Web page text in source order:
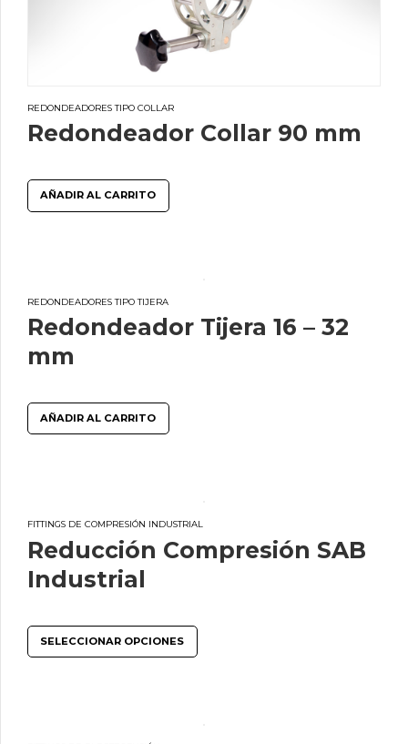
REDONDEADORES TIPO COLLAR
Redondeador Collar 90 mm
AÑADIR AL CARRITO
REDONDEADORES TIPO TIJERA
Redondeador Tijera 16 – 32
mm
AÑADIR AL CARRITO
FITTINGS DE COMPRESIÓN INDUSTRIAL
Reducción Compresión SAB
Industrial
SELECCIONAR OPCIONES